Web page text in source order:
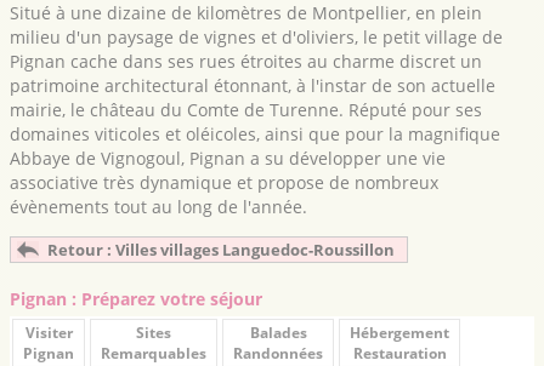
Situé à une dizaine de kilomètres de Montpellier, en plein
milieu d'un paysage de vignes et d'oliviers, le petit village de
Pignan cache dans ses rues étroites au charme discret un
patrimoine architectural étonnant, à l'instar de son actuelle
mairie, le château du Comte de Turenne. Réputé pour ses
domaines viticoles et oléicoles, ainsi que pour la magnifique
Abbaye de Vignogoul, Pignan a su développer une vie
associative très dynamique et propose de nombreux
évènements tout au long de l'année.
Retour : Villes villages Languedoc-Roussillon
Pignan : Préparez votre séjour
Visiter
Pignan
Sites
Remarquables
Balades
Randonnées
Hébergement
Restauration